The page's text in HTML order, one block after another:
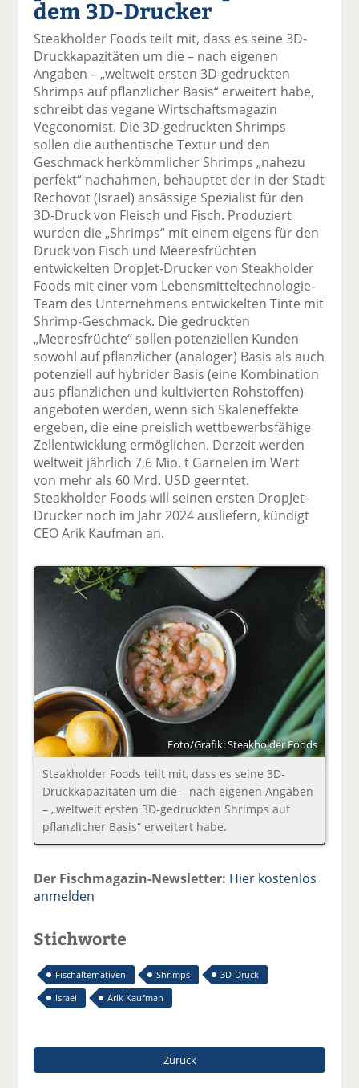
uf
F
ac
e
b
o
o
k
te
il
e
n
wi
tt
er
n
uf
Li
n
k
di
te
il
e
n
er
ai
se
n
d
n
n
dem 3D-Drucker
Steakholder Foods teilt mit, dass es seine 3D-
Druckkapazitäten um die – nach eigenen
Angaben – „weltweit ersten 3D-gedruckten
Shrimps auf pflanzlicher Basis“ erweitert habe,
schreibt das vegane Wirtschaftsmagazin
Vegconomist. Die 3D-gedruckten Shrimps
sollen die authentische Textur und den
Geschmack herkömmlicher Shrimps „nahezu
perfekt“ nachahmen, behauptet der in der Stadt
Rechovot (Israel) ansässige Spezialist für den
3D-Druck von Fleisch und Fisch. Produziert
wurden die „Shrimps“ mit einem eigens für den
Druck von Fisch und Meeresfrüchten
entwickelten DropJet-Drucker von Steakholder
Foods mit einer vom Lebensmitteltechnologie-
Team des Unternehmens entwickelten Tinte mit
Shrimp-Geschmack. Die gedruckten
„Meeresfrüchte“ sollen potenziellen Kunden
sowohl auf pflanzlicher (analoger) Basis als auch
potenziell auf hybrider Basis (eine Kombination
aus pflanzlichen und kultivierten Rohstoffen)
angeboten werden, wenn sich Skaleneffekte
ergeben, die eine preislich wettbewerbsfähige
Zellentwicklung ermöglichen. Derzeit werden
weltweit jährlich 7,6 Mio. t Garnelen im Wert
von mehr als 60 Mrd. USD geerntet.
Steakholder Foods will seinen ersten DropJet-
Drucker noch im Jahr 2024 ausliefern, kündigt
CEO Arik Kaufman an.
Foto/Grafik: Steakholder Foods
Steakholder Foods teilt mit, dass es seine 3D-
Druckkapazitäten um die – nach eigenen Angaben
– „weltweit ersten 3D-gedruckten Shrimps auf
pflanzlicher Basis“ erweitert habe.
Der Fischmagazin-Newsletter: Hier kostenlos
anmelden
Stichworte
Fischalternativen Shrimps
3D-Druck
Israel
Arik Kaufman
Zurück